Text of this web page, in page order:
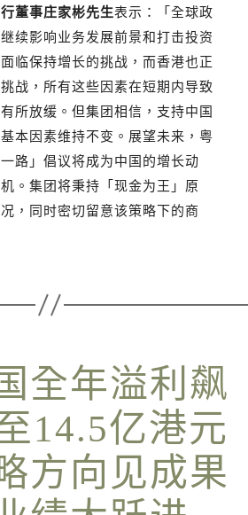
董事庄家彬先生表示：「全球政
续影响业务发展前景和打击投资
临保持增长的挑战，而香港也正
战，所有这些因素在短期内导致
所放缓。但集团相信，支持中国
本因素维持不变。展望未来，粤
路」倡议将成为中国的增长动
。集团将秉持「现金为王」原
，同时密切留意该策略下的商
全年溢利飙
14.5亿港元
方向见成果